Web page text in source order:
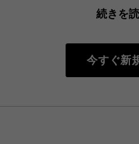
続きを
今すぐ新